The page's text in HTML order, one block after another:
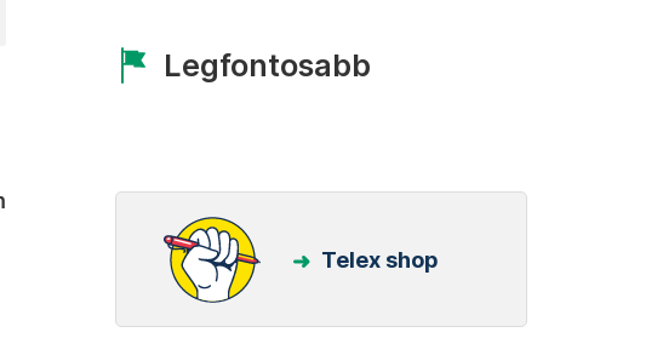
Legfontosabb
Telex shop